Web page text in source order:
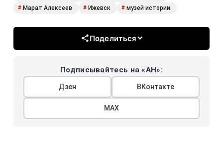
# Марат Алексеев # Ижевск # музей истории
Поделиться
Подписывайтесь на «АН»:
Дзен ВКонтакте
МАХ